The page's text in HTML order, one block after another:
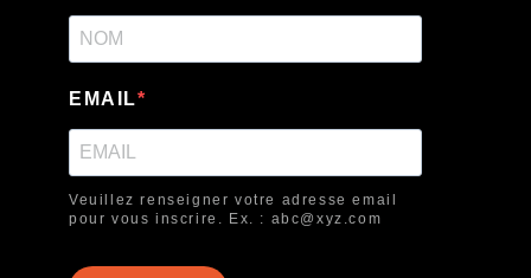
EMAIL
Veuillez renseigner votre adresse email
pour vous inscrire. Ex. : abc@xyz.com